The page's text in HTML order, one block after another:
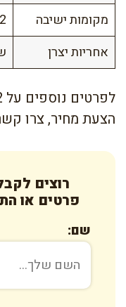
מקומות ישיבה
אחריות יצרן
הצעת מחיר, צרו
רוצים
פרטים או
שם: